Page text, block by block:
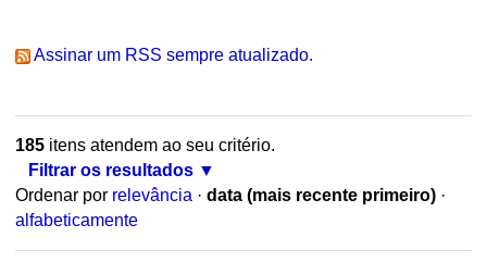
Assinar um RSS sempre atualizado.
185itens atendem ao seu critério.
Filtrar os resultados
Ordenar por relevância · data (mais recente primeiro) ·
alfabeticamente